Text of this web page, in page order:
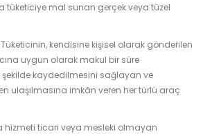
tüketiciye mal sunan gerçek veya tüzel
Tüketicinin, kendisine kişisel olarak gönderilen
uygun olarak makul bir süre
şekilde kaydedilmesini sağlayan ve
ulaşılmasına imkân veren her türlü araç
hizmeti ticari veya mesleki olmayan